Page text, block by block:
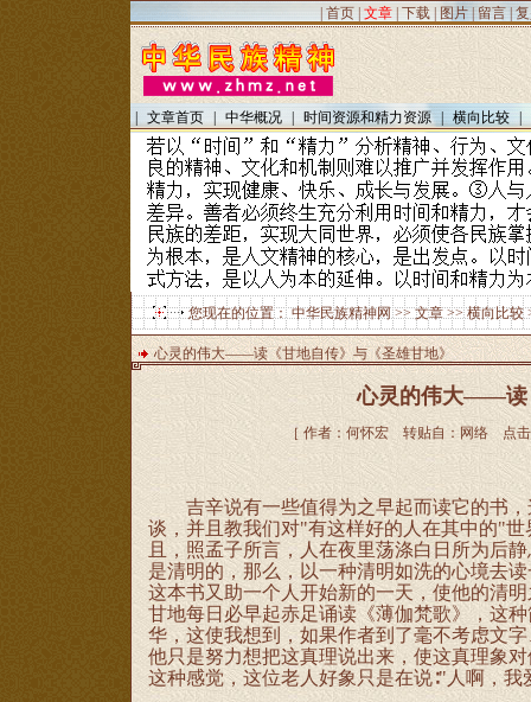
首页 文章 下载 图片 | 留言|
文章首页 中华概况 时间资源和精力资源 横向比较
您现在的位置：中华民族精神网>>文章>>横向比较
心灵的伟大——读《甘地自传》与《圣雄甘地》
心灵的伟大——读
［ 作者：何怀宏 转贴自：网络 点
吉辛说有一些值得为之早起而读它的书，
谈，并且教我们对"有这样好的人在其中的"
且，照孟子所言，人在夜里荡涤白日所为后
是清明的，那么，以一种清明如洗的心境去
这本书又助一个人开始新的一天，使他的清
甘地每日必早起赤足诵读《薄伽梵歌》，这
华，这使我想到，如果作者到了毫不考虑文
他只是努力想把这真理说出来，使这真理象
这种感觉，这位老人好象只是在说∶"人啊，